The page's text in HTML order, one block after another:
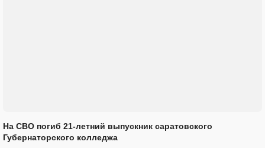
На СВО погиб 21-летний выпускник саратовского
Губернаторского колледжа